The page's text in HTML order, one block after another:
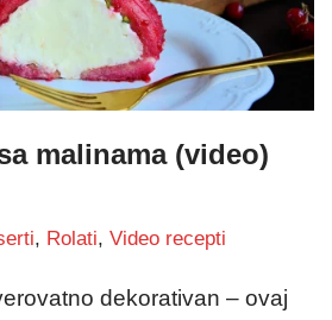
malinama (video)
, Rolati, Video recepti
dekorativan – ovaj